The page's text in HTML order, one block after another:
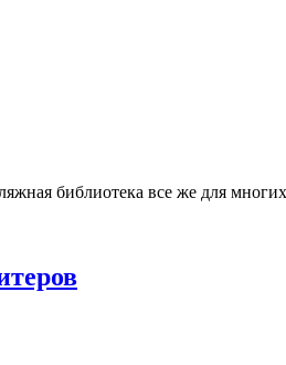
библиотека все же для